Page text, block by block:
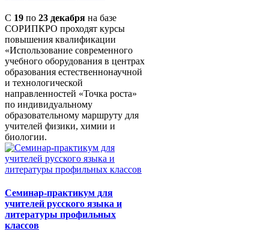
С 19 по 23 декабря на базе
СОРИПКРО проходят курсы
повышения квалификации
«Использование современного
учебного оборудования в центрах
образования естественнонаучной
и технологической
направленностей «Точка роста»
по индивидуальному
образовательному маршруту для
учителей физики, химии и
биологии.
Семинар-практикум для
учителей русского языка и
литературы профильных
классов